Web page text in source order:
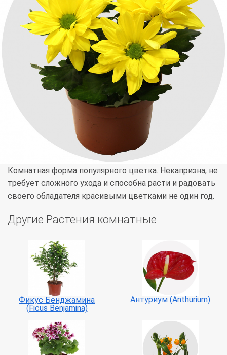
Комнатная форма популярного цветка. Некапризна, не
требует сложного ухода и способна расти и радовать
своего обладателя красивыми цветками не один год.
Другие Растения комнатные
Фикус Бенджамина
(Ficus Benjamina)
Антуриум (Anthurium)